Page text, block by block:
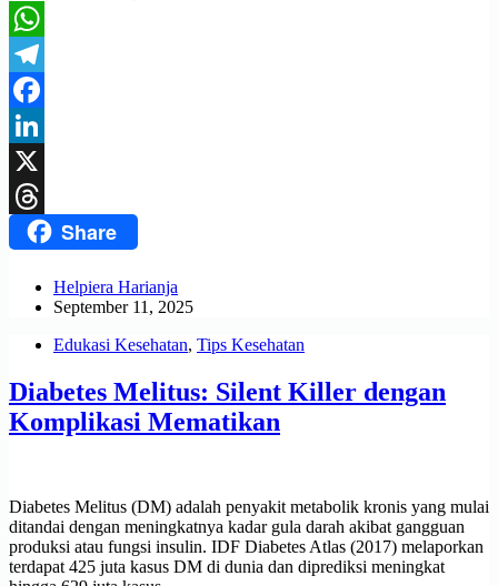
WhatsApp
Telegram
Facebook
LinkedIn
X
ThreadsShare
Helpiera Harianja
September 11, 2025
Edukasi Kesehatan, Tips Kesehatan
Diabetes Melitus: Silent Killer dengan
Komplikasi Mematikan
Diabetes Melitus (DM) adalah penyakit metabolik kronis yang mulai
ditandai dengan meningkatnya kadar gula darah akibat gangguan
produksi atau fungsi insulin. IDF Diabetes Atlas (2017) melaporkan
terdapat 425 juta kasus DM di dunia dan diprediksi meningkat